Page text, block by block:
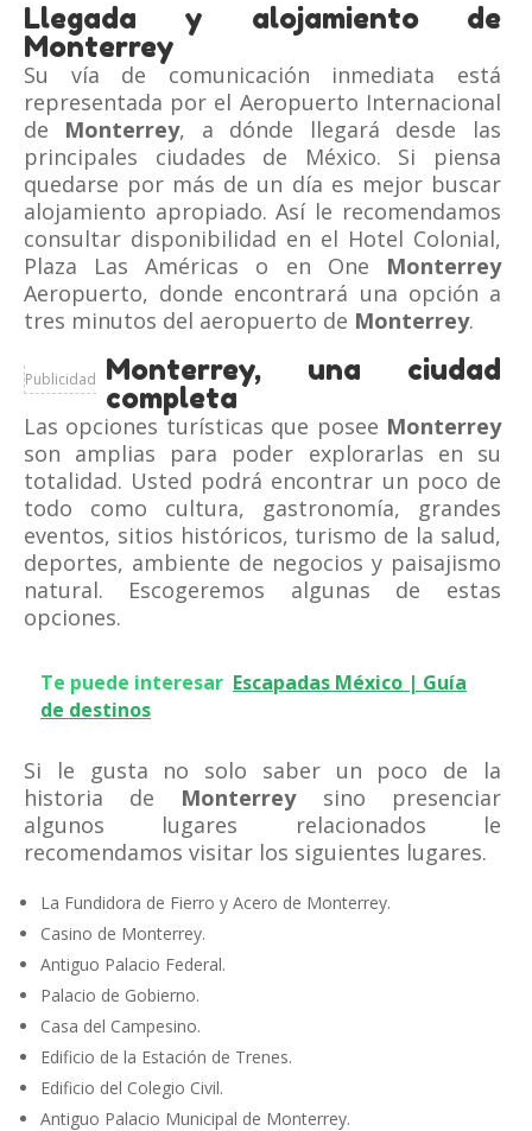
Llegada y alojamiento de
Monterrey
Su vía de comunicación inmediata está
representada por el Aeropuerto Internacional
de Monterrey, a dónde llegará desde las
principales ciudades de México. Si piensa
quedarse por más de un día es mejor buscar
alojamiento apropiado. Así le recomendamos
consultar disponibilidad en el Hotel Colonial,
Plaza Las Américas o en One Monterrey
Aeropuerto, donde encontrará una opción a
tres minutos del aeropuerto de Monterrey.
Publicidad Monterrey, una ciudad
completa
Las opciones turísticas que posee Monterrey
son amplias para poder explorarlas en su
totalidad. Usted podrá encontrar un poco de
todo como cultura, gastronomía, grandes
eventos, sitios históricos, turismo de la salud,
deportes, ambiente de negocios y paisajismo
natural. Escogeremos algunas de estas
opciones.
Te puede interesar Escapadas México | Guía
de destinos
Si le gusta no solo saber un poco de la
historia de Monterreysino presenciar
algunos lugares relacionados le
recomendamos visitar los siguientes lugares.
La Fundidora de Fierro y Acero de Monterrey.
Casino de Monterrey.
Antiguo Palacio Federal.
Palacio de Gobierno.
Casa del Campesino.
Edificio de la Estación de Trenes.
Edificio del Colegio Civil.
Antiguo Palacio Municipal de Monterrey.